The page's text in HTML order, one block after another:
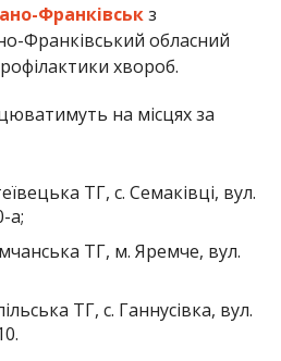
Франківськз
Франківський обласний
хвороб.
на місцях за
ТГ, с. Семаківці, вул.
а;
ТГ, м. Яремче, вул.
ТГ, с. Ганнусівка, вул.